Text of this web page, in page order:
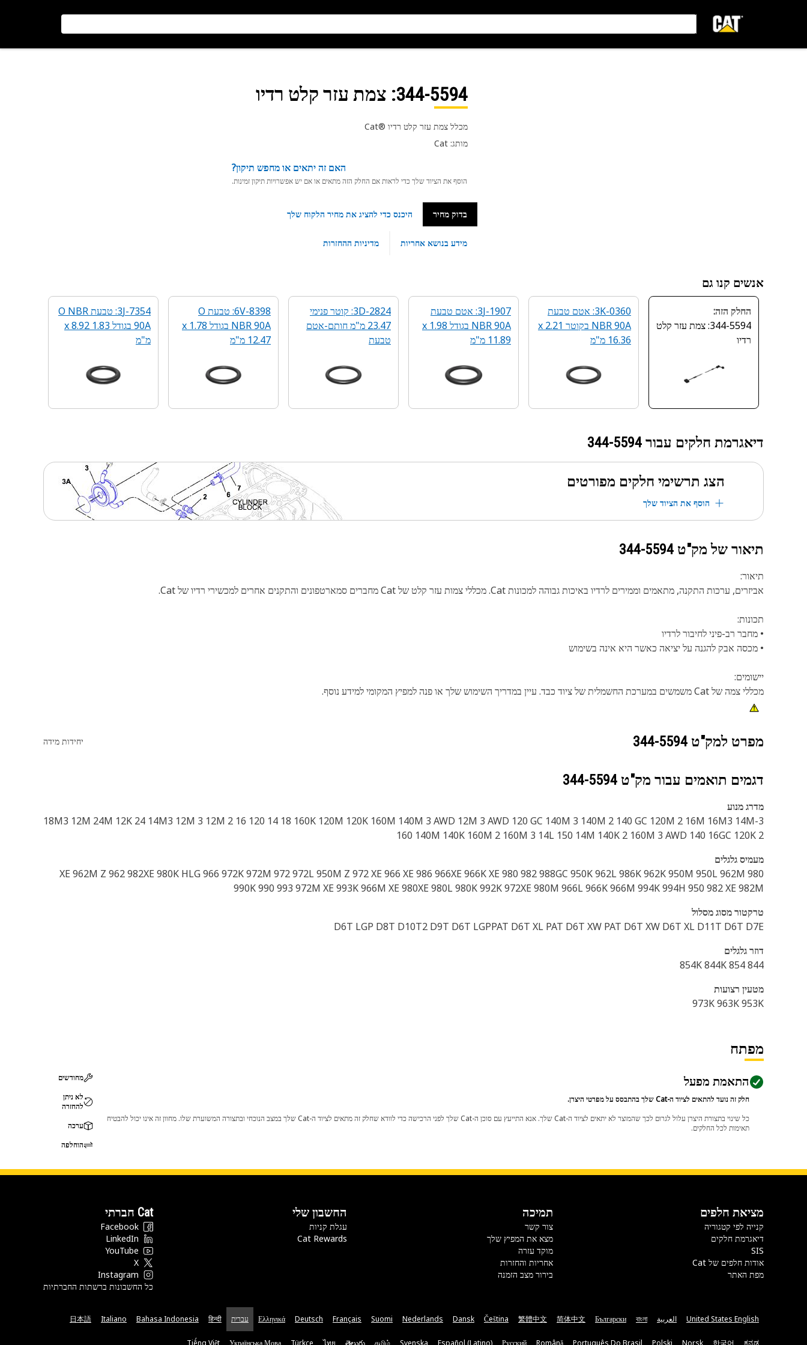
344-5594: צמת עזר קלט רדיו
מכלל צמת עזר קלט רדיו Cat®‎
מותג: Cat
האם זה יתאים או מחפש תיקון?
הוסף את הציוד שלך כדי לראות אם החלק הזה מתאים או אם יש אפשרויות תיקון זמינות.
בדוק מחיר היכנס כדי להציג את מחיר הלקוח שלך
מידע בנושא אחריות מדיניות ההחזרות
אנשים קנו גם
החלק הזה:
344-5594: צמת עזר קלט
רדיו
3K-0360: אטם טבעת
NBR 90A בקוטר 2.21 x
16.36 מ"מ
3J-1907: אטם טבעת
NBR 90A בגודל 1.98 x
11.89 מ"מ
3D-2824: קוטר פנימי
23.47 מ"מ חותם-אטם
טבעת
6V-8398: טבעת O
NBR 90A בגודל 1.78 x
12.47 מ"מ
3J-7354: טבעת O NBR
90A בגודל 1.83 x 8.92
מ"מ
דיאגרמת חלקים עבור 344-5594
הצג תרשימי חלקים מפורטים
הוסף את הציוד שלך
תיאור של מק"ט 344-5594
תיאור:
אביזרים, ערכות התקנה, מתאמים וממירים לרדיו באיכות גבוהה למכונות Cat. מכללי צמות עזר קלט של Cat מחברים סמארטפונים והתקנים אחרים למכשירי רדיו של Cat.
תכונות:
• מחבר רב-פיני לחיבור לרדיו
• מכסה אבק להגנה על יציאה כאשר היא אינה בשימוש
יישומים:
מכללי צמה של Cat משמשים במערכת החשמלית של ציוד כבד. עיין במדריך השימוש שלך או פנה למפיץ המקומי למידע נוסף.
מפרט למק"ט 344-5594 יחידות מידה
דגמים תואמים עבור מק"ט 344-5594
מדרג מנוע
18M3 12M 24M 12K 24 14M3 12M 3 12M 2 16 120 14 18 160K 120M 120K 160M 140M 3 AWD 12M 3 AWD 120 GC 140M 3 140M 2 140 GC 120M 2 16M 16M3 14M-3
160 140M 140K 160M 2 160M 3 14L 150 14M 140K 2 160M 3 AWD 140 16GC 120K 2
מעמיס גלגלים
980 XE 962M Z 962 982XE 980K HLG 966 972K 972M 972 972L 950M Z 972 XE 966 XE 986 966XE 966K XE 980 982 988GC 950K 962L 986K 962K 950M 950L 962M
990K 990 993 972M XE 993K 966M XE 980XE 980L 980K 992K 972XE 980M 966L 966K 966M 994K 994H 950 982 XE 982M
טרקטור מסוג מסלול
D6T LGP D8T D10T2 D9T D6T LGPPAT D6T XL PAT D6T XW PAT D6T XW D6T XL D11T D6T D7E
דוזר גלגלים
844 854 854K 844K
מטעין רצועות
973K 963K 953K
מפתח
התאמת מפעל
חלק זה נועד להתאים לציוד ה-Cat שלך בהתבסס על מפרטי היצרן.
כל שינוי בתצורת היצרן עלול לגרום לכך שהמוצר לא יתאים לציוד ה-Cat שלך. אנא התייעץ עם סוכן ה-Cat שלך לפני הרכישה כדי לוודא שחלק זה מתאים לציוד ה-Cat שלך במצב הנוכחי ובתצורה המשוערת שלו. מחוון זה אינו יכול להבטיח
תאימות לכל החלקים.
מחודשים
לא ניתן
להחזרה
ערכה
הוחלפה
מציאת חלפים
קנייה לפי קטגוריה
דיאגרמת חלקים
SIS
אודות חלפים של Cat
מפת האתר
תמיכה
צור קשר
מצא את המפיץ שלך
מוקד עזרה
אחריות והחזרות
בירור מצב הזמנה
החשבון שלי
עגלת קניות
Cat Rewards
Cat חברתי
Facebook
LinkedIn
YouTube
X
Instagram
כל החשבונות ברשתות החברתיות
United States English العربية বাংলা
Български
简体中文
繁體中文
Čeština
Dansk
Nederlands
Suomi
Français
Deutsch
Ελληνικά עברית हिन्दी
Bahasa Indonesia
Italiano
日本語
ಕನ್ನಡ
한국어
Norsk
Polski
Português Do Brasil
Română
Русский
Español (Latino)
Svenska
தமிழ்
తెలుగు
ไทย
Türkçe
Українська Мова
Tiếng Việt